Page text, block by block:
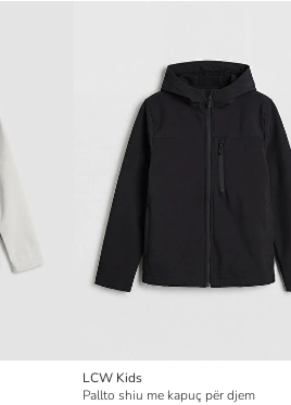
LCW Kids
Pallto shiu me kapuç për djem